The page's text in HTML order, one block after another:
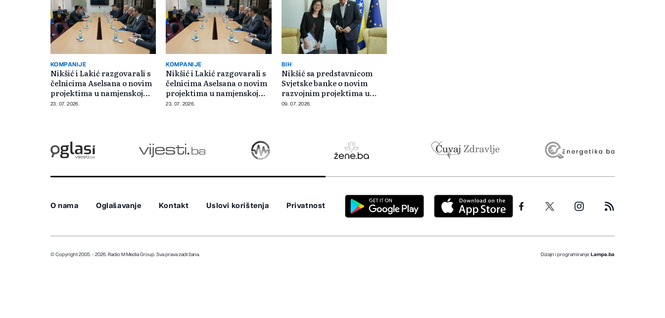
KOMPANIJE
Nikšić i Lakić razgovarali s
čelnicima Aselsana o novim
projektima u namjenskoj
industriji
23. 07. 2026.
KOMPANIJE
Nikšić i Lakić razgovarali s
čelnicima Aselsana o novim
projektima u namjenskoj
industriji
23. 07. 2026.
BIH
Nikšić sa predstavnicom
Svjetske banke o novim
razvojnim projektima u
FBiH
09. 07. 2026.
O nama Oglašavanje Kontakt Uslovi korištenja Privatnost
© Copyright 2005. - 2026. Radio M Media Group. Sva prava zadržana. Dizajn i programiranje: Lampa.ba